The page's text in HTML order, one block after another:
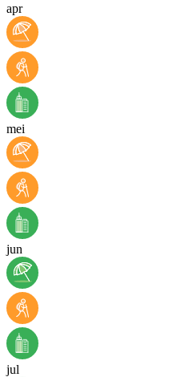
apr
mei
jun
jul